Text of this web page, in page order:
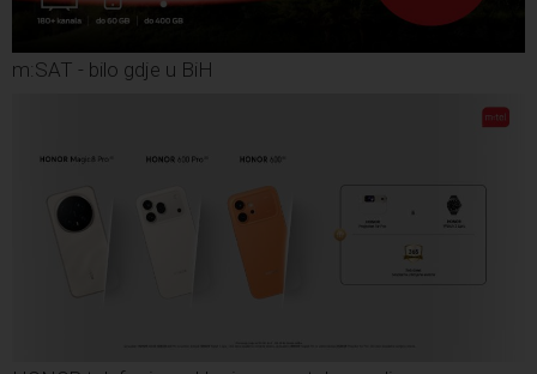
m:SAT - bilo gdje u BiH